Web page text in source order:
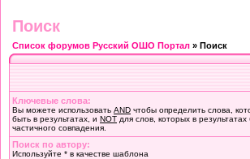
Поиск
Список форумов Русский ОШО Портал » Поиск
Ключевые слова:
Вы можете использовать AND чтобы определить слова,
быть в результатах, и NOT для слов, которых в
частичного совпадения.
Поиск по автору:
Используйте * в качестве шаблона